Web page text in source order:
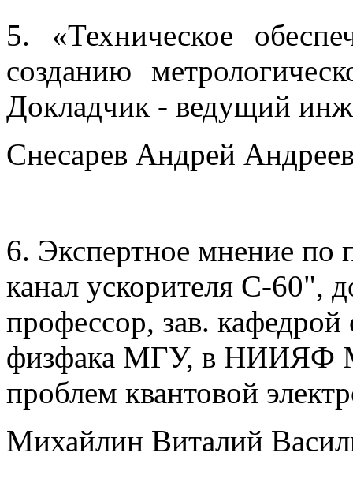
5. «Техническое
созданию
Докладчик - ведущий
Снесарев Андрей
6. Экспертное мнение по
канал ускорителя С-60",
профессор, зав.
физфака МГУ, в НИИЯФ
проблем квантовой
Михайлин Виталий